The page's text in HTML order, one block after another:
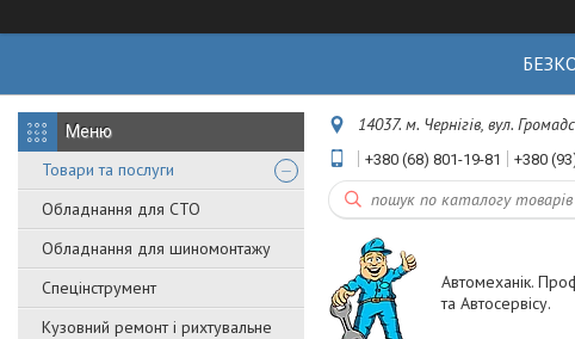
Товари та послуги
Обладнання для СТО
Обладнання для шиномонтажу
Спецінструмент
Кузовний ремонт і рихтувальне
14037. м. Чернігів, вул.
+380 (68) 801-19-81 +380
Автомеханік.
та Автосервісу.